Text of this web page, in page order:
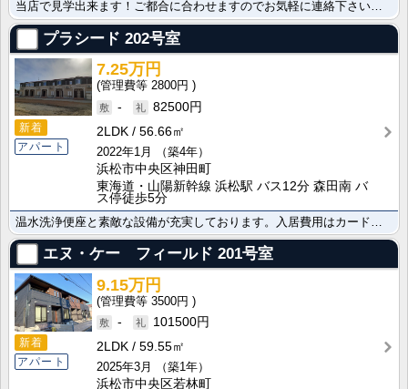
プラシード 202号室
新着
アパート
7.25万円
2800円
-
82500円
2LDK
56.66㎡
2022年1月
（築4年）
浜松市中央区神田町
東海道・山陽新幹線 浜松駅 バス12分 森田南 バ
ス停徒歩5分
温水洗浄便座と素敵な設備が充実しております。入居費用はカード決済が利用できます。コンビニまで600m･･･
エヌ・ケー フィールド 201号室
新着
アパート
9.15万円
3500円
-
101500円
2LDK
59.55㎡
2025年3月
（築1年）
浜松市中央区若林町